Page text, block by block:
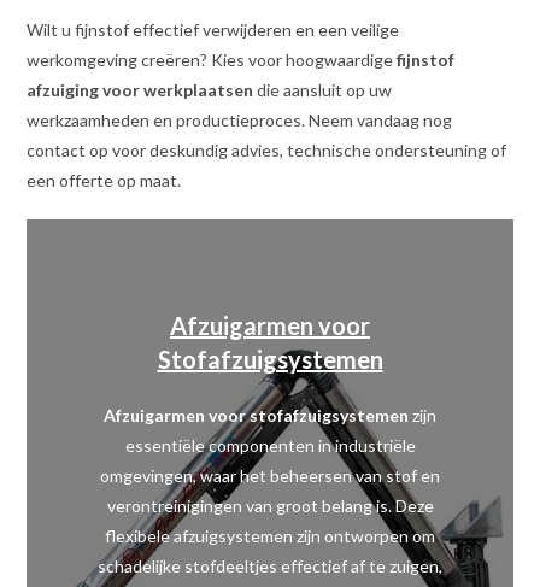
Wilt u fijnstof effectief verwijderen en een veilige
werkomgeving creëren? Kies voor hoogwaardigefijnstof
afzuiging voor werkplaatsen die aansluit op uw
werkzaamheden en productieproces. Neem vandaag nog
contact op voor deskundig advies, technische ondersteuning of
een offerte op maat.
Afzuigarmen voor
Stofafzuigsystemen
Afzuigarmen voor stofafzuigsystemen zijn
essentiële componenten in industriële
omgevingen, waar het beheersen van stof en
verontreinigingen van groot belang is. Deze
flexibele afzuigsystemen zijn ontworpen om
schadelijke stofdeeltjes effectief af te zuigen,